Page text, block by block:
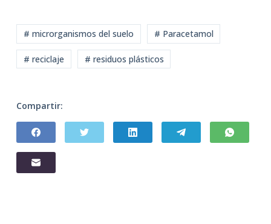
# microrganismos del suelo # Paracetamol
# reciclaje # residuos plásticos
Compartir: